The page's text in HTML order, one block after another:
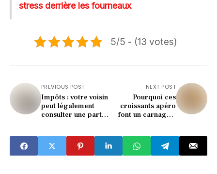
stress derrière les fourneaux
5/5 - (13 votes)
PREVIOUS POST
Impôts : votre voisin
peut légalement
consulter une partie
qu’il voit
NEXT POST
Pourquoi ces
croissants apéro
font un carnage à